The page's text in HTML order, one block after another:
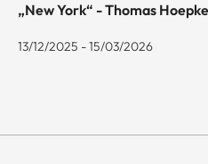
„New York“ - Thomas
13/12/2025 - 15/03/2026